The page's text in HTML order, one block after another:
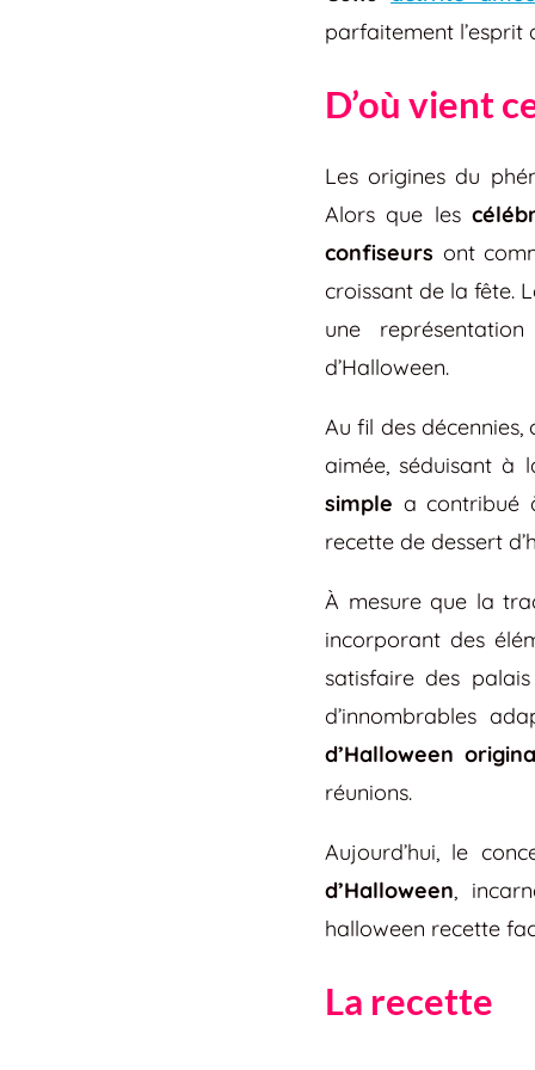
parfaitement l’esprit
D’où vient
Les origines du
Alors que les
confiseurs ont
croissant de la fête.
une
d’Halloween.
Au fil des décennies,
aimée, séduisant à
simple a contribué
recette de dessert
À mesure que la
incorporant des
satisfaire des
d’innombrables
d’Halloween
réunions.
Aujourd’hui, le
d’Halloween,
halloween recette
La recette